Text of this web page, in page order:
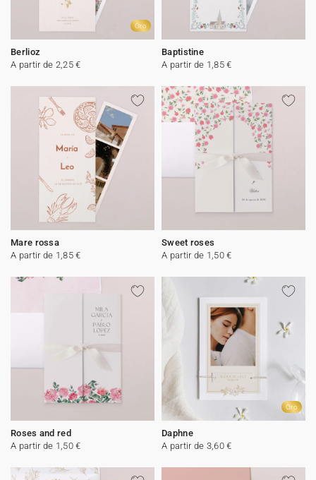
Oro
Berlioz
A partir de 2,25 €
Baptistine
A partir de 1,85 €
Mare rossa
A partir de 1,85 €
Sweet roses
A partir de 1,50 €
Roses and red
A partir de 1,50 €
Oro
Daphne
A partir de 3,60 €